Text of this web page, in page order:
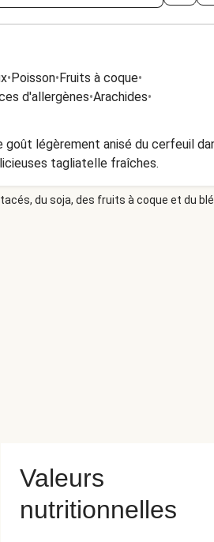
•Poisson•Fruits à coque•
d'allergènes•Arachides•
tagliatelle fraîches.
du soja, des fruits à coque et du blé.
Valeurs
nutritionnelles